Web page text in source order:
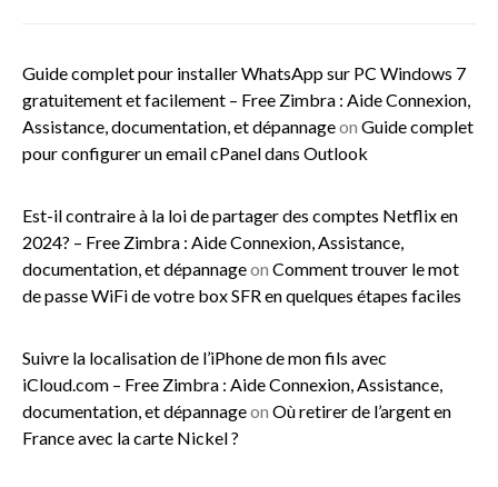
Guide complet pour installer WhatsApp sur PC Windows 7
gratuitement et facilement – Free Zimbra : Aide Connexion,
Assistance, documentation, et dépannageon Guide complet
pour configurer un email cPanel dans Outlook
Est-il contraire à la loi de partager des comptes Netflix en
2024? – Free Zimbra : Aide Connexion, Assistance,
documentation, et dépannageon Comment trouver le mot
de passe WiFi de votre box SFR en quelques étapes faciles
Suivre la localisation de l’iPhone de mon fils avec
iCloud.com – Free Zimbra : Aide Connexion, Assistance,
documentation, et dépannageon Où retirer de l’argent en
France avec la carte Nickel ?